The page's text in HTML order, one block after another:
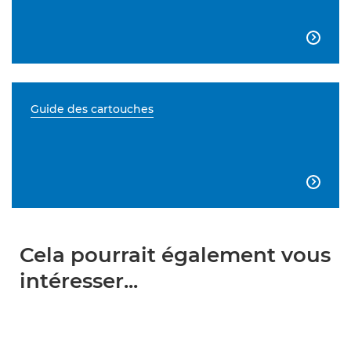

Guide des cartouches

Cela pourrait également vous
intéresser...